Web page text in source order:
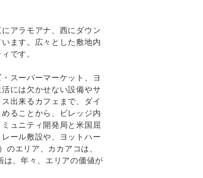
アラモアナ、西にダウン
ます。広々とした敷地内
です。
スーパーマーケット、ヨ
には欠かせない設備やサ
出来るカフェまで、ダイ
ることから、ビレッジ内
ュニティ開発局と米国屈
ール敷設や、ヨットハー
エリア、カカアコは、
、年々、エリアの価値が